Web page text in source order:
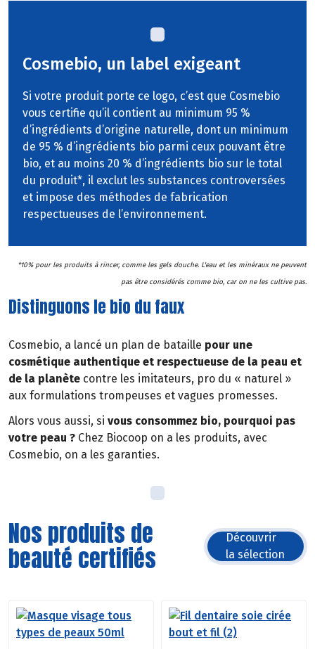
Cosmebio, un label exigeant
Si votre produit porte ce logo, c’est que Cosmebio
vous certifie qu’il contient au minimum 95 %
d’ingrédients d’origine naturelle, dont un minimum
de 95 % d’ingrédients bio parmi ceux pouvant être
bio, et au moins 20 % d’ingrédients bio sur le total
du produit*, il exclut les substances controversées
et impose des méthodes de fabrication
respectueuses de l’environnement.
*10% pour les produits à rincer, comme les gels douche. L'eau et les minéraux ne peuvent
pas être considérés comme bio, car on ne les cultive pas.
Distinguons le bio du faux
Cosmebio, a lancé un plan de bataille pour une
cosmétique authentique et respectueuse de la peau et
de la planète contre les imitateurs, pro du « naturel »
aux formulations trompeuses et vagues promesses.
Alors vous aussi, si vous consommez bio, pourquoi pas
votre peau ? Chez Biocoop on a les produits, avec
Cosmebio, on a les garanties.
Nos produits de
beauté certifiés
Découvrir
la sélection